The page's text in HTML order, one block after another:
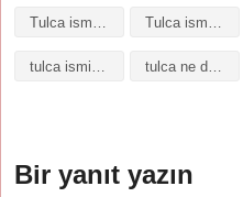
Tulca isminin baş harfleriyle şiir Tulca isminin kökeni
tulca ne demek
Bir yanıt yazın